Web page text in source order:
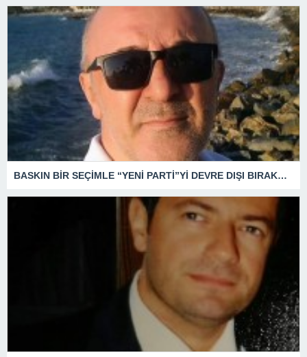
BASKIN BİR SEÇİMLE “YENİ PARTİ”Yİ DEVRE DIŞI BIRAKMAK İÇİN DÜĞMEYE Mİ BASILDI?